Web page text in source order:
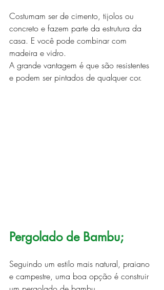
Costumam ser de cimento, tijolos ou
concreto e fazem parte da estrutura da
casa. E você pode combinar com
madeira e vidro.
A grande vantagem é que são resistentes
e podem ser pintados de qualquer cor.
Pergolado de Bambu;
Seguindo um estilo mais natural, praiano
e campestre, uma boa opção é construir